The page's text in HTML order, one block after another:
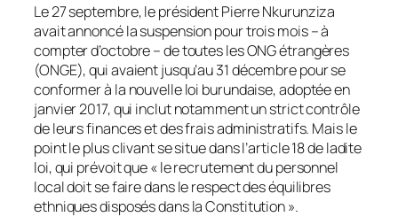
Le 27 septembre, le président Pierre Nkurunziza
avait annoncé la suspension pour trois mois – à
compter d’octobre – de toutes les ONG étrangères
(ONGE), qui avaient jusqu’au 31 décembre pour se
conformer à la nouvelle loi burundaise, adoptée en
janvier 2017, qui inclut notamment un strict contrôle
de leurs finances et des frais administratifs. Mais le
point le plus clivant se situe dans l’article 18 de ladite
loi, qui prévoit que « le recrutement du personnel
local doit se faire dans le respect des équilibres
ethniques disposés dans la Constitution ».